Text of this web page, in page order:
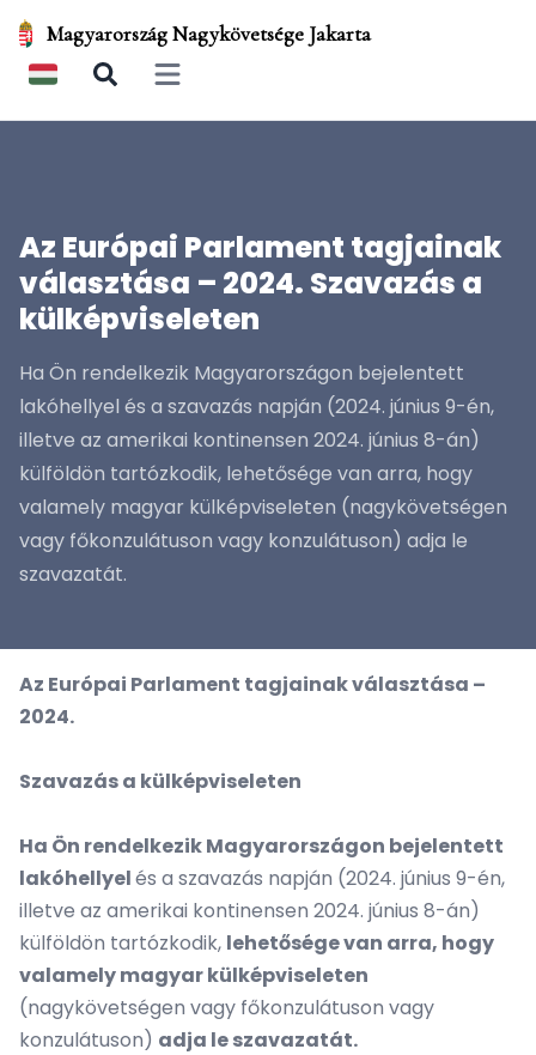
Magyarország Nagykövetsége Jakarta
Open main menu
Az Európai Parlament tagjainak
választása – 2024. Szavazás a
külképviseleten
Ha Ön rendelkezik Magyarországon bejelentett
lakóhellyel és a szavazás napján (2024. június 9-én,
illetve az amerikai kontinensen 2024. június 8-án)
külföldön tartózkodik, lehetősége van arra, hogy
valamely magyar külképviseleten (nagykövetségen
vagy főkonzulátuson vagy konzulátuson) adja le
szavazatát.
Az Európai Parlament tagjainak választása –
2024.
Szavazás a külképviseleten
Ha Ön rendelkezik Magyarországon bejelentett
lakóhellyelés a szavazás napján (2024. június 9-én,
illetve az amerikai kontinensen 2024. június 8-án)
külföldön tartózkodik, lehetősége van arra, hogy
valamely magyar külképviseleten
(nagykövetségen vagy főkonzulátuson vagy
konzulátuson) adja le szavazatát.